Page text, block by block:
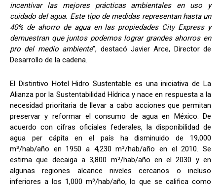
incentivar las mejores prácticas ambientales en uso y
cuidado del agua. Este tipo de medidas representan hasta un
40% de ahorro de agua en las propiedades City Express y
demuestran que juntos podemos lograr grandes ahorros en
pro del medio ambiente”, destacó Javier Arce, Director de
Desarrollo de la cadena.
El Distintivo Hotel Hidro Sustentable es una iniciativa de La
Alianza por la Sustentabilidad Hídrica y nace en respuesta a la
necesidad prioritaria de llevar a cabo acciones que permitan
preservar y reformar el consumo de agua en México. De
acuerdo con cifras oficiales federales, la disponibilidad de
agua per cápita en el país ha disminuido de 19,000
m³/hab/año en 1950 a 4,230 m³/hab/año en el 2010. Se
estima que decaiga a 3,800 m³/hab/año en el 2030 y en
algunas regiones alcance niveles cercanos o incluso
inferiores a los 1,000 m³/hab/año, lo que se califica como